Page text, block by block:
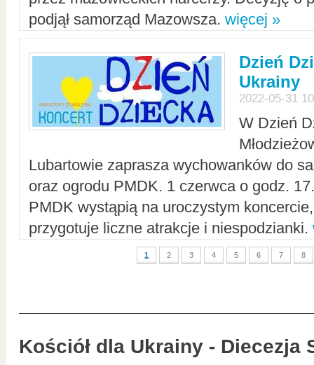
podjął samorząd Mazowsza. więcej »
Dzień
Ukrainy
2022-05-31
W Dzień
Lubartowie zaprasza wychowanków do
oraz ogrodu PMDK. 1 czerwca o godz.
PMDK wystąpią na uroczystym
przygotuje liczne atrakcje i niespodzianki.
1 2 3 4 5 6 7 8
Kościół dla Ukrainy - Diecezja